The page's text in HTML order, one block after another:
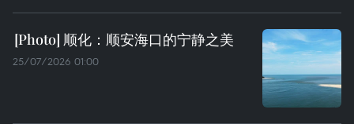
顺化：顺安海口的宁静之美
25/07/2026 01:00